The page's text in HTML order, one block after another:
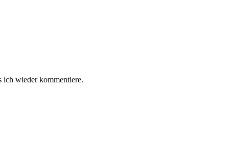
ich wieder kommentiere.